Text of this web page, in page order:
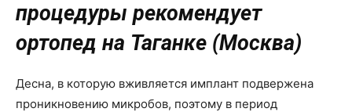
процедуры рекомендует
ортопед на Таганке (Москва)
Десна, в которую вживляется имплант подвержена
проникновению микробов, поэтому в период